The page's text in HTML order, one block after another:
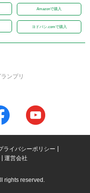
Amazonで購入
ヨドバシ.comで購入
ンプリ
ライバシーポリシー
運営会社
rights reserved.